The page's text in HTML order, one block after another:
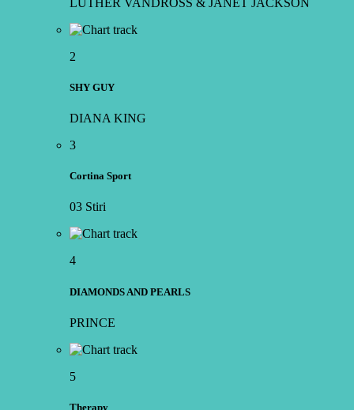
2
SHY GUY
DIANA KING
3
Cortina Sport
03 Stiri
4
DIAMONDS AND PEARLS
PRINCE
5
Therapy